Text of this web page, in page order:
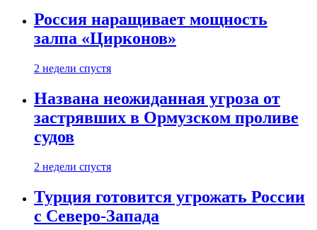
Россия наращивает мощность
залпа «Цирконов»
2 недели спустя
Названа неожиданная угроза от
застрявших в Ормузском проливе
судов
2 недели спустя
Турция готовится угрожать России
с Северо-Запада